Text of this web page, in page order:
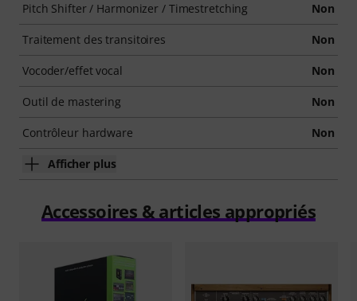
Pitch Shifter / Harmonizer / Timestretching Non
Traitement des transitoires Non
Vocoder/effet vocal Non
Outil de mastering Non
Contrôleur hardware Non
Afficher plus
Accessoires & articles appropriés